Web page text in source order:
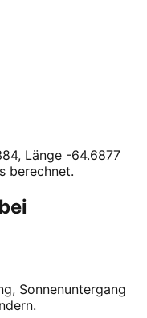
Länge -64.6877
berechnet.
Sonnenuntergang